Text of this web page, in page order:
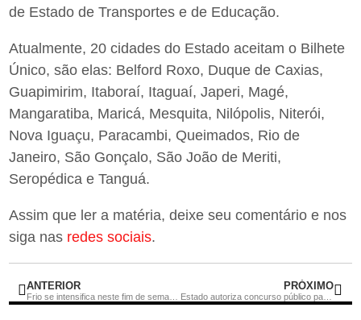
de Estado de Transportes e de Educação.
Atualmente, 20 cidades do Estado aceitam o Bilhete
Único, são elas: Belford Roxo, Duque de Caxias,
Guapimirim, Itaboraí, Itaguaí, Japeri, Magé,
Mangaratiba, Maricá, Mesquita, Nilópolis, Niterói,
Nova Iguaçu, Paracambi, Queimados, Rio de
Janeiro, São Gonçalo, São João de Meriti,
Seropédica e Tanguá.
Assim que ler a matéria, deixe seu comentário e nos
siga nas redes sociais.
ANTERIOR
Frio se intensifica neste fim de semana, com mínimas de 10°C no RJ
PRÓXIMO
Estado autoriza concurso público para Saúde, Polícia Militar, PGE-RJ e INEA